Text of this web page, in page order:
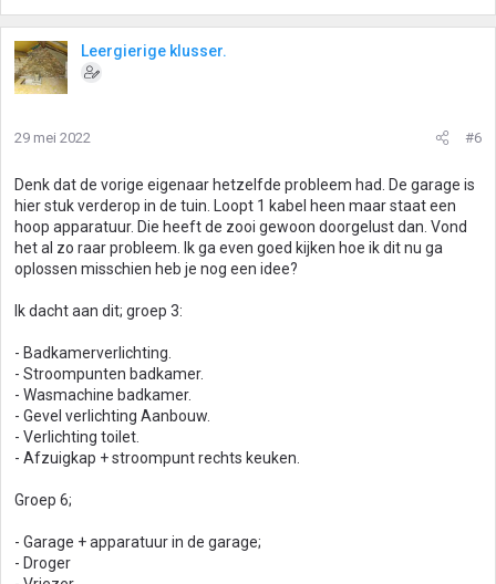
Leergierige klusser.
29 mei 2022 #6
Denk dat de vorige eigenaar hetzelfde probleem had. De garage is
hier stuk verderop in de tuin. Loopt 1 kabel heen maar staat een
hoop apparatuur. Die heeft de zooi gewoon doorgelust dan. Vond
het al zo raar probleem. Ik ga even goed kijken hoe ik dit nu ga
oplossen misschien heb je nog een idee?
Ik dacht aan dit; groep 3:
- Badkamerverlichting.
- Stroompunten badkamer.
- Wasmachine badkamer.
- Gevel verlichting Aanbouw.
- Verlichting toilet.
- Afzuigkap + stroompunt rechts keuken.
Groep 6;
- Garage + apparatuur in de garage;
- Droger